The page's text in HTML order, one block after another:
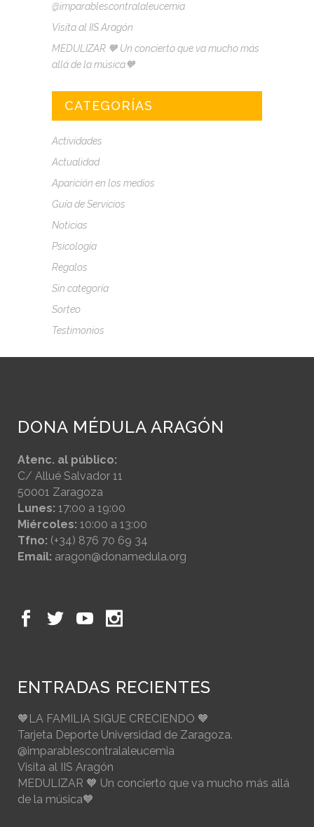
@imparablescontralaleucemia
Visita al IIS Aragón
MEDULIZAR 🧡 Un concierto que va mucho más
allá de la música🧡
CATEGORÍAS
Actividades
Actualidad
Aparición en los medios
Guía de Servicios
Noticias
Psicología
Regalos
Sin categoría
Sorteo
Testimonios
DONA MÉDULA ARAGÓN
Atenc. al público:
C/ Allué Salvador 11
50001 Zaragoza
Lunes: 17:00 a 19:00
Miércoles: 10:00 a 13:00
Tfno: (+34) 876 70 69 34
Email: aragon@donamedula.org
ENTRADAS RECIENTES
🧡LA FAMILIA SIGUE CRECIENDO 🧡
Tarjeta Deporte Universidad de Zaragoza.
@imparablescontralaleucemia
Visita al IIS Aragón
MEDULIZAR 🧡 Un concierto que va mucho más allá
de la música🧡